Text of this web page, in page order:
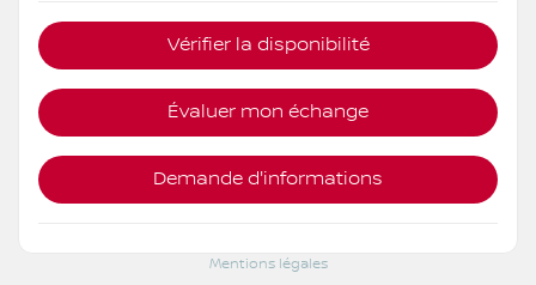
Vérifier la disponibilité
Évaluer mon échange
Demande d'informations
Mentions légales